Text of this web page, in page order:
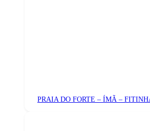
PRAIA DO FORTE – ÍMÃ –